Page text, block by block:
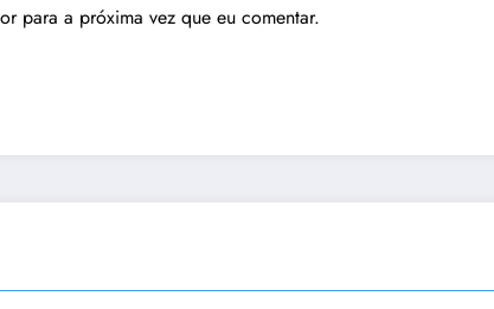
para a próxima vez que eu comentar.